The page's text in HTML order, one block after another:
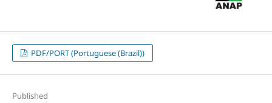
PDF/PORT (Portuguese (Brazil))
Published